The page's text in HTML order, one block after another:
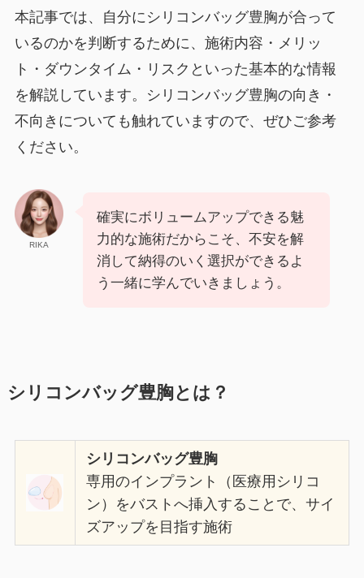
本記事では、自分にシリコンバッグ豊胸が合って
いるのかを判断するために、施術内容・メリッ
ト・ダウンタイム・リスクといった基本的な情報
を解説しています。シリコンバッグ豊胸の向き・
不向きについても触れていますので、ぜひご参考
ください。
RIKA
確実にボリュームアップできる魅
力的な施術だからこそ、不安を解
消して納得のいく選択ができるよ
う一緒に学んでいきましょう。
シリコンバッグ豊胸とは？
シリコンバッグ豊胸
専用のインプラント（医療用シリコ
ン）をバストへ挿入することで、サイ
ズアップを目指す施術